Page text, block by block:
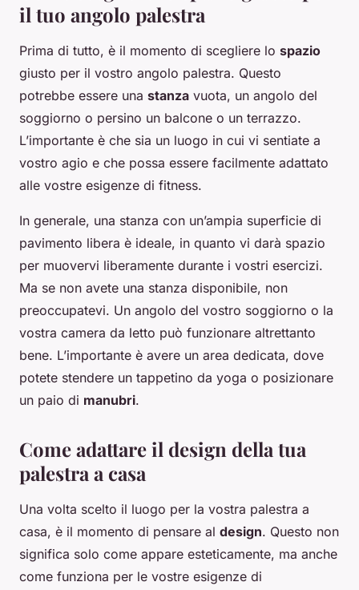
il tuo angolo palestra
Prima di tutto, è il momento di scegliere lo spazio
giusto per il vostro angolo palestra. Questo
potrebbe essere una stanza vuota, un angolo del
soggiorno o persino un balcone o un terrazzo.
L’importante è che sia un luogo in cui vi sentiate a
vostro agio e che possa essere facilmente adattato
alle vostre esigenze di fitness.
In generale, una stanza con un’ampia superficie di
pavimento libera è ideale, in quanto vi darà spazio
per muovervi liberamente durante i vostri esercizi.
Ma se non avete una stanza disponibile, non
preoccupatevi. Un angolo del vostro soggiorno o la
vostra camera da letto può funzionare altrettanto
bene. L’importante è avere un area dedicata, dove
potete stendere un tappetino da yoga o posizionare
un paio di manubri.
Come adattare il design della tua
palestra a casa
Una volta scelto il luogo per la vostra palestra a
casa, è il momento di pensare al design. Questo non
significa solo come appare esteticamente, ma anche
come funziona per le vostre esigenze di